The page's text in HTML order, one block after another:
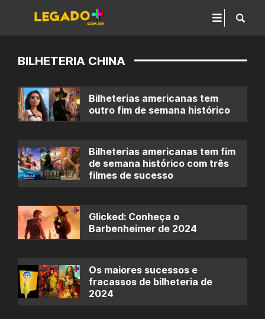
BILHETERIA CHINA
Bilheterias americanas tem
outro fim de semana histórico
Bilheterias americanas tem fim
de semana histórico com três
filmes de sucesso
Glicked: Conheça o
Barbenheimer de 2024
Os maiores sucessos e
fracassos de bilheteria de
2024